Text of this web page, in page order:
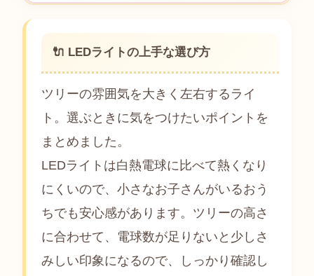
🔌 LEDライトの上手な選び方
ツリーの雰囲気を大きく左右するライ
ト。選ぶときに気をつけたいポイントを
まとめました。
LEDライトは白熱電球に比べて熱くなり
にくいので、小さなお子さんがいるおう
ちでも安心感があります。ツリーの高さ
に合わせて、電球数が足りないと少しさ
みしい印象になるので、しっかり確認し